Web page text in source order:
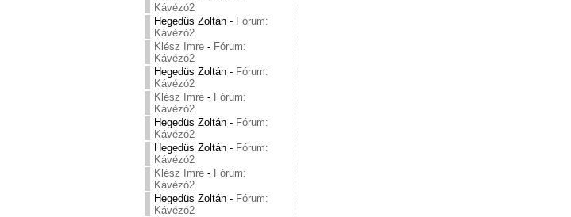
Kávézó2
Hegedüs Zoltán - Fórum:
Kávézó2
Klész Imre - Fórum:
Kávézó2
Hegedüs Zoltán - Fórum:
Kávézó2
Klész Imre - Fórum:
Kávézó2
Hegedüs Zoltán - Fórum:
Kávézó2
Hegedüs Zoltán - Fórum:
Kávézó2
Klész Imre - Fórum:
Kávézó2
Hegedüs Zoltán - Fórum:
Kávézó2